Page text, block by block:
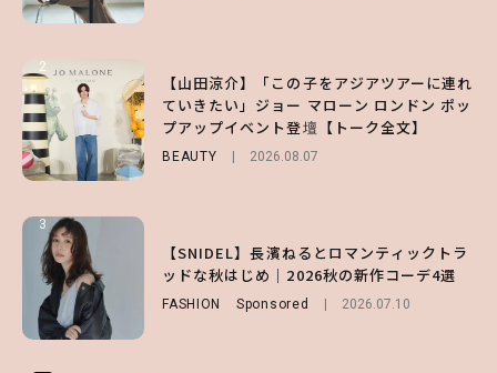
2
【山田涼介】「この子をアジアツアーに連れ
ていきたい」ジョー マローン ロンドン ポッ
プアップイベント登壇【トーク全文】
BEAUTY 2026.08.07
3
【SNIDEL】長濱ねるとロマンティックトラ
ッドな秋はじめ｜2026秋の新作コーデ4選
FASHION Sponsored 2026.07.10
2
【森香澄】理想のスタイルはどう作る？体型
キープの秘訣や夏の過ごし方など独占インタ
ビュー！
ENTERTAINMENT 2026.07.31
3
第1弾の気になるメニュー＆限定グッズを総
チェック！
2026.07.31
2
【付録】総柄ハローキティが可愛すぎ♡ 紀
ノ国屋コラボの“優秀保冷バッグ”は夏の強
い味方！【オトナミューズ9月号増刊】
FUROKU 2026.07.12
3
げなく肌見せ！透け感のニュアンスを楽しめ
るマストハブアイテム4選